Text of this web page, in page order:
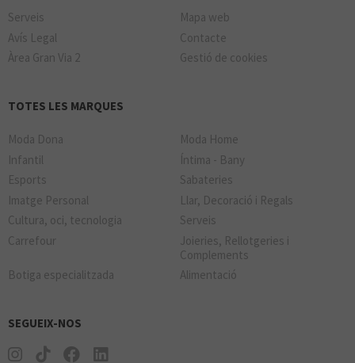
Serveis
Mapa web
Avís Legal
Contacte
Àrea Gran Via 2
Gestió de cookies
TOTES LES MARQUES
Moda Dona
Moda Home
Infantil
Íntima - Bany
Esports
Sabateries
Imatge Personal
Llar, Decoració i Regals
Cultura, oci, tecnologia
Serveis
Carrefour
Joieries, Rellotgeries i
Complements
Botiga especialitzada
Alimentació
SEGUEIX-NOS